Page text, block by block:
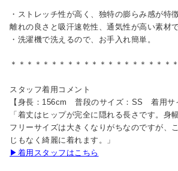
・ストレッチ性が高く、独特の膨らみ感が特
離れの良さと吸汗速乾性、通気性が高い素材で
・洗濯機で洗えるので、お手入れ簡単。
＊＊＊＊＊＊＊＊＊＊＊＊＊＊＊＊＊＊＊＊
スタッフ着用コメント
【身長：156cm 普段のサイズ：SS 着用サ
「着丈はヒップが完全に隠れる長さです。身
フリーサイズは大きくなりがちなのですが、
じもなく綺麗に着れます。」
▶着用スタッフはこちら